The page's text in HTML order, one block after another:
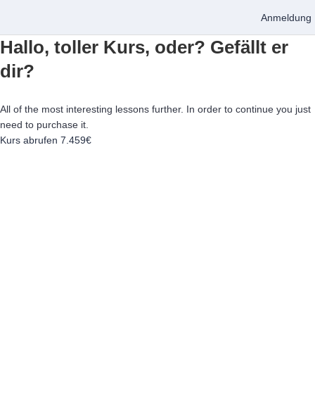
Anmeldung
Hallo, toller Kurs, oder? Gefällt er
dir?
All of the most interesting lessons further. In order to continue you just
need to purchase it.
Kurs abrufen 7.459€